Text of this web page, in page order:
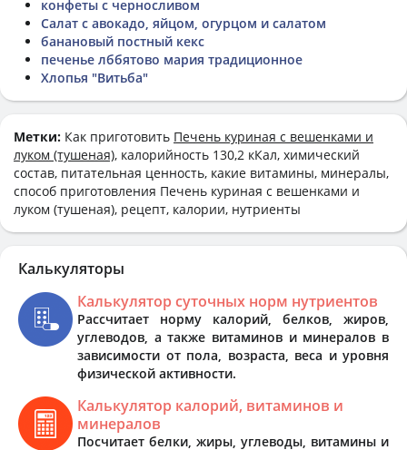
конфеты с черносливом
Салат с авокадо, яйцом, огурцом и салатом
банановый постный кекс
печенье лббятово мария традиционное
Хлопья "Витьба"
Метки: Как приготовить Печень куриная с вешенками и
луком (тушеная), калорийность 130,2 кКал, химический
состав, питательная ценность, какие витамины, минералы,
способ приготовления Печень куриная с вешенками и
луком (тушеная), рецепт, калории, нутриенты
Калькуляторы
Калькулятор суточных норм нутриентов
Рассчитает норму калорий, белков, жиров,
углеводов, а также витаминов и минералов в
зависимости от пола, возраста, веса и уровня
физической активности.
Калькулятор калорий, витаминов и
минералов
Посчитает белки, жиры, углеводы, витамины и